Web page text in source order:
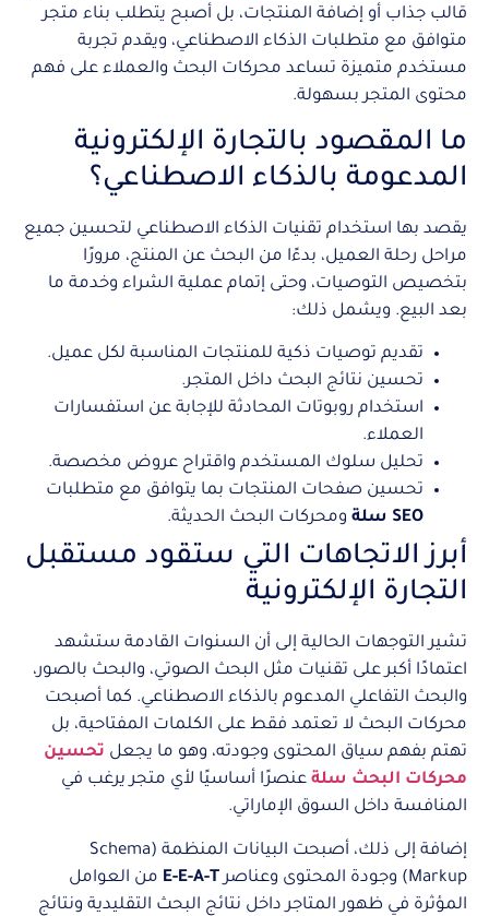
قالب جذاب أو إضافة المنتجات، بل أصبح يتطلب بناء متجر
متوافق مع متطلبات الذكاء الاصطناعي، ويقدم تجربة
مستخدم متميزة تساعد محركات البحث والعملاء على فهم
محتوى المتجر بسهولة.
ما المقصود بالتجارة الإلكترونية
المدعومة بالذكاء الاصطناعي؟
يقصد بها استخدام تقنيات الذكاء الاصطناعي لتحسين جميع
مراحل رحلة العميل، بدءًا من البحث عن المنتج، مرورًا
بتخصيص التوصيات، وحتى إتمام عملية الشراء وخدمة ما
بعد البيع. ويشمل ذلك:
تقديم توصيات ذكية للمنتجات المناسبة لكل عميل.
تحسين نتائج البحث داخل المتجر.
استخدام روبوتات المحادثة للإجابة عن استفسارات
العملاء.
تحليل سلوك المستخدم واقتراح عروض مخصصة.
تحسين صفحات المنتجات بما يتوافق مع متطلبات
SEO سلة
ومحركات البحث الحديثة.
أبرز الاتجاهات التي ستقود مستقبل
التجارة الإلكترونية
تشير التوجهات الحالية إلى أن السنوات القادمة ستشهد
اعتمادًا أكبر على تقنيات مثل البحث الصوتي، والبحث بالصور،
والبحث التفاعلي المدعوم بالذكاء الاصطناعي. كما أصبحت
محركات البحث لا تعتمد فقط على الكلمات المفتاحية، بل
تهتم بفهم سياق المحتوى وجودته، وهو ما يجعل تحسين
محركات البحث سلة عنصرًا أساسيًا لأي متجر يرغب في
المنافسة داخل السوق الإماراتي.
إضافة إلى ذلك، أصبحت البيانات المنظمة (Schema
Markup) وجودة المحتوى وعناصر
E-E-A-T من العوامل
المؤثرة في ظهور المتاجر داخل نتائج البحث التقليدية ونتائج